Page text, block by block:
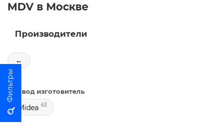
MDV в Москве
Производители
←
Завод изготовитель
Midea 63